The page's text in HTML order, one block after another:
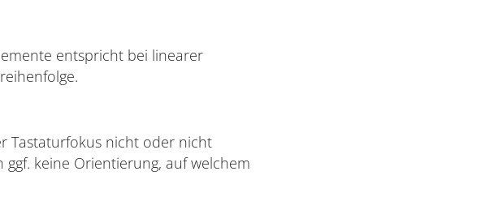
entspricht bei linearer
Tastaturfokus nicht oder nicht
keine Orientierung, auf welchem